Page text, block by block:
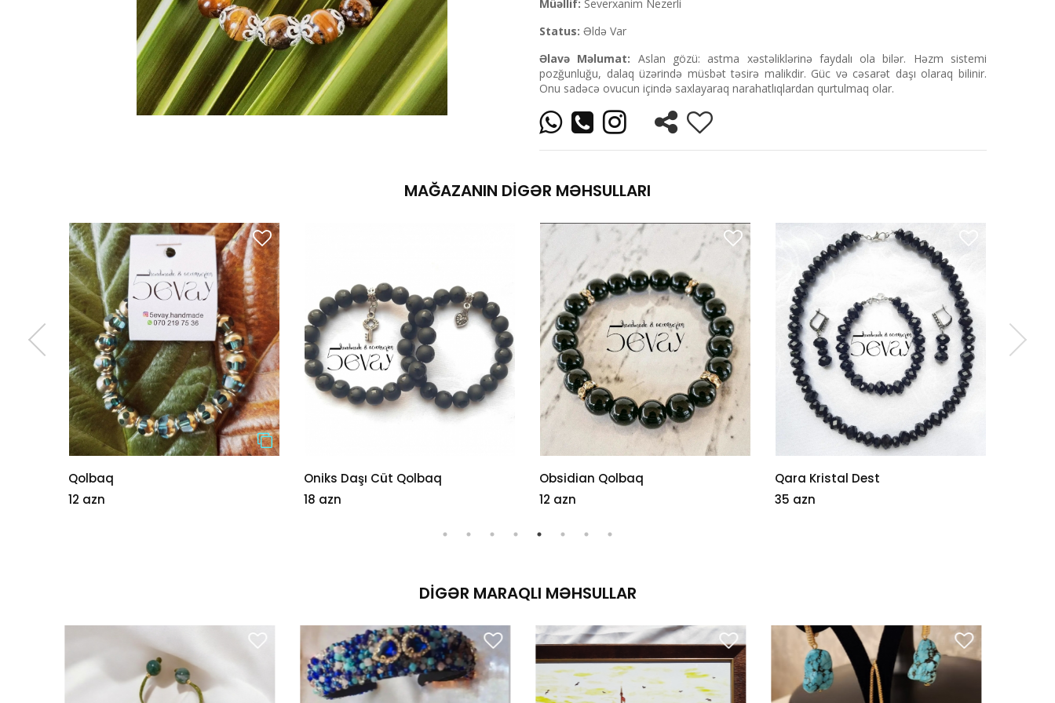
Müəllif: Severxanim Nezerli
Status: Əldə Var
Əlavə Məlumat: Aslan gözü: astma xəstəliklərinə faydalı ola bilər. Həzm sistemi
pozğunluğu, dalaq üzərində müsbət təsirə malikdir. Güc və cəsarət daşı olaraq bilinir.
Onu sadəcə ovucun içində saxlayaraq narahatlıqlardan qurtulmaq olar.
MAĞAZANIN DIGƏR MƏHSULLARI
Qolbaq
12 azn
Oniks Daşı Cüt Qolbaq
18 azn
Obsidian Qolbaq
12 azn
Qara Kristal Dest
35 azn
DIGƏR MARAQLI MƏHSULLAR